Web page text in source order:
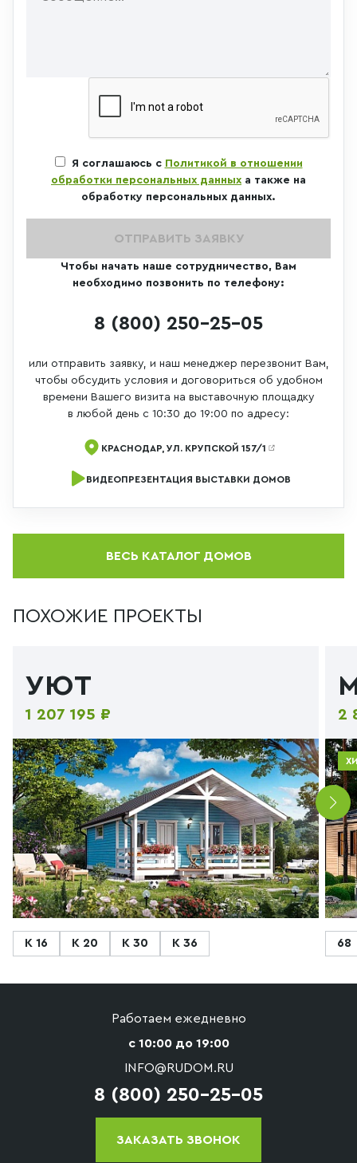
Чтобы начать наше сотрудничество, Вам
необходимо позвонить по телефону:
8 (800) 250-25-05
или отправить заявку, и наш менеджер перезвонит Вам,
чтобы обсудить условия и договориться об удобном
времени Вашего визита на выставочную площадку
в любой день с 10:30 до 19:00 по адресу:
КРАСНОДАР, УЛ. КРУПСКОЙ 157/1
ВИДЕОПРЕЗЕНТАЦИЯ ВЫСТАВКИ ДОМОВ
Я соглашаюсь с Политикой в отношении
обработки персональных данных а также на
обработку персональных данных.
ОТПРАВИТЬ ЗАЯВКУ
ВЕСЬ КАТАЛОГ ДОМОВ
ПОХОЖИЕ ПРОЕКТЫ
УЮТ
1 207 195 ₽
К 16 К 20 К 30 К 36
2
68
Работаем ежедневно
с 10:00 до 19:00
INFO@RUDOM.RU
8 (800) 250-25-05
ЗАКАЗАТЬ ЗВОНОК